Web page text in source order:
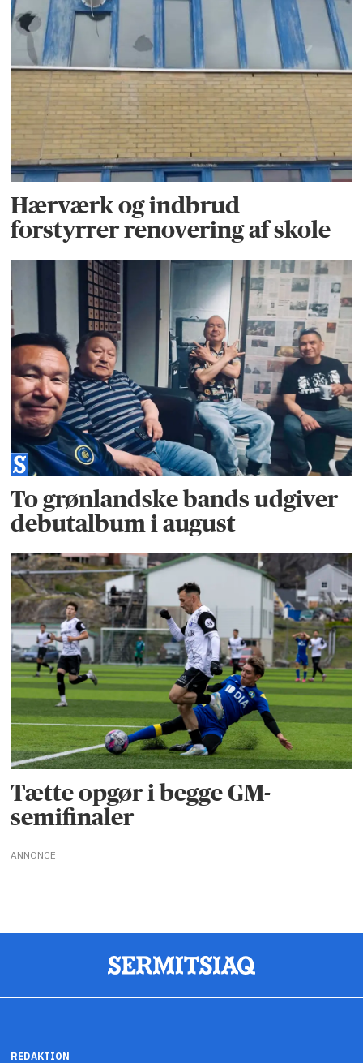
Hærværk og indbrud
forstyrrer renovering af skole
To grønlandske bands udgiver
debutalbum i august
Tætte opgør i begge GM-
semifinaler
ANNONCE
REDAKTION